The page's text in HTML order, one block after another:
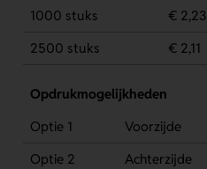
1000 stuks
€ 2,23
2500 stuks
€ 2,11
Opdrukmogelijkheden
Optie 1
Voorzijde
Optie 2
Achterzijde